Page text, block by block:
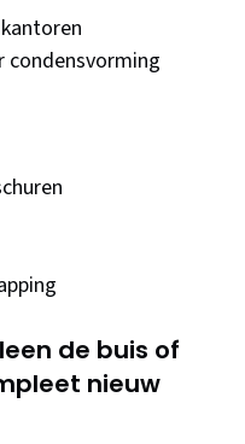
condensvorming
de buis of
nieuw